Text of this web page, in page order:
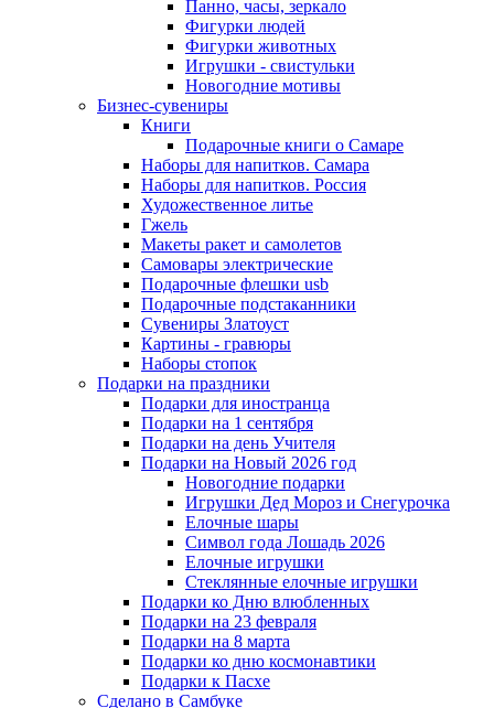
Панно, часы, зеркало
Фигурки людей
Фигурки животных
Игрушки - свистульки
Новогодние мотивы
Бизнес-сувениры
Книги
Подарочные книги о Самаре
Наборы для напитков. Самара
Наборы для напитков. Россия
Художественное литье
Гжель
Макеты ракет и самолетов
Самовары электрические
Подарочные флешки usb
Подарочные подстаканники
Сувениры Златоуст
Картины - гравюры
Наборы стопок
Подарки на праздники
Подарки для иностранца
Подарки на 1 сентября
Подарки на день Учителя
Подарки на Новый 2026 год
Новогодние подарки
Игрушки Дед Мороз и Снегурочка
Елочные шары
Символ года Лошадь 2026
Елочные игрушки
Стеклянные елочные игрушки
Подарки ко Дню влюбленных
Подарки на 23 февраля
Подарки на 8 марта
Подарки ко дню космонавтики
Подарки к Пасхе
Сделано в Самбуке